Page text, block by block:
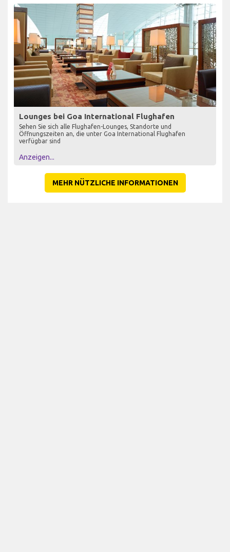
Lounges bei Goa International Flughafen
Sehen Sie sich alle Flughafen-Lounges, Standorte und
Öffnungszeiten an, die unter Goa International Flughafen
verfügbar sind
Anzeigen...
MEHR NÜTZLICHE INFORMATIONEN